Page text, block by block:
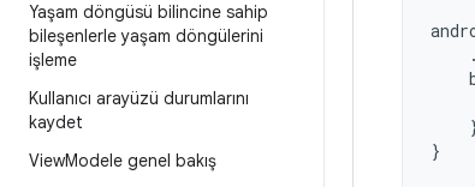
Yaşam döngüsü bilincine sahip
bileşenlerle yaşam döngülerini
işleme
Kullanıcı arayüzü durumlarını
kaydet
ViewModele genel bakış
}